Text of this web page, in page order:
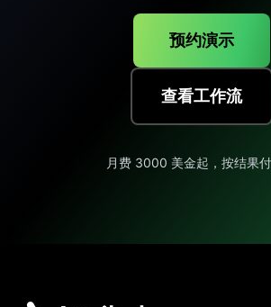
预约演示
查看工作流
月费 3000 美金起，按结果付